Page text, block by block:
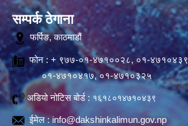
सम्पर्क ठेगाना
फर्पिङ, काठमाडौं
फोन : + ९७७-०१-४७१००२८, ०१-४७१०४३९
०१-४७१०४१७, ०१-४७१०३२५
अडियो नोटिस बोर्ड : १६१८०१४७१०४३९
ईमेल :info@dakshinkalimun.gov.np